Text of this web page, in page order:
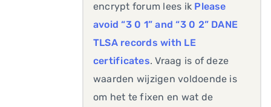
encrypt forum lees ik Please
avoid “3 0 1” and “3 0 2” DANE
TLSA records with LE
certificates. Vraag is of deze
waarden wijzigen voldoende is
om het te fixen en wat de